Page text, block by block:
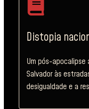
Distopia
Um pós-apocalipse
Salvador às
desigualdade e a